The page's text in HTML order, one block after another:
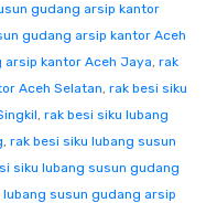
gudang arsip kantor
gudang arsip kantor Aceh
arsip kantor Aceh Jaya, rak
Aceh Selatan, rak besi siku
, rak besi siku lubang
, rak besi siku lubang susun
siku lubang susun gudang
lubang susun gudang arsip